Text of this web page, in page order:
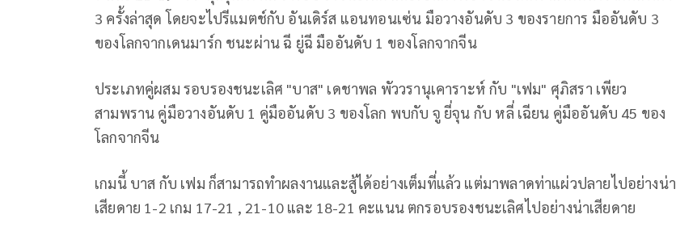
3 ครั้งล่าสุด โดยจะไปรีแมตช์กับ อันเดิร์ส แอนทอนเซ่น มือวางอันดับ 3 ของรายการ มืออันดับ 3
ของโลกจากเดนมาร์ก ชนะผ่าน ฉี ยู่ฉี มืออันดับ 1 ของโลกจากจีน
ประเภทคู่ผสม รอบรองชนะเลิศ "บาส" เดชาพล พัววรานุเคาราะห์ กับ "เฟม" ศุภิสรา เพียว
สามพราน คู่มือวางอันดับ 1 คู่มืออันดับ 3 ของโลก พบกับ จู ยี่จุน กับ หลี่ เฉียน คู่มืออันดับ 45 ของ
โลกจากจีน
เกมนี้ บาส กับ เฟม ก็สามารถทำผลงานและสู้ได้อย่างเต็มที่แล้ว แต่มาพลาดท่าแผ่วปลายไปอย่างน่า
เสียดาย 1-2 เกม 17-21 , 21-10 และ 18-21 คะแนน ตกรอบรองชนะเลิศไปอย่างน่าเสียดาย